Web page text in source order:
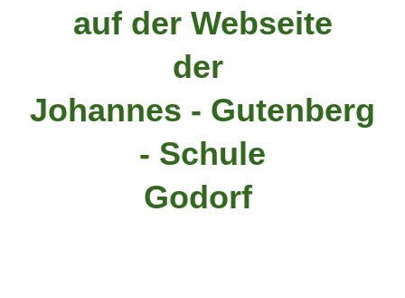
auf der Webseite
der
Johannes - Gutenberg
- Schule
Godorf